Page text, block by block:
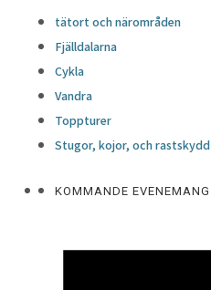
tätort och närområden
Fjälldalarna
Cykla
Vandra
Toppturer
Stugor, kojor, och rastskydd
KOMMANDE EVENEMANG